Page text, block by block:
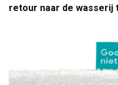
retour naar de wasserij